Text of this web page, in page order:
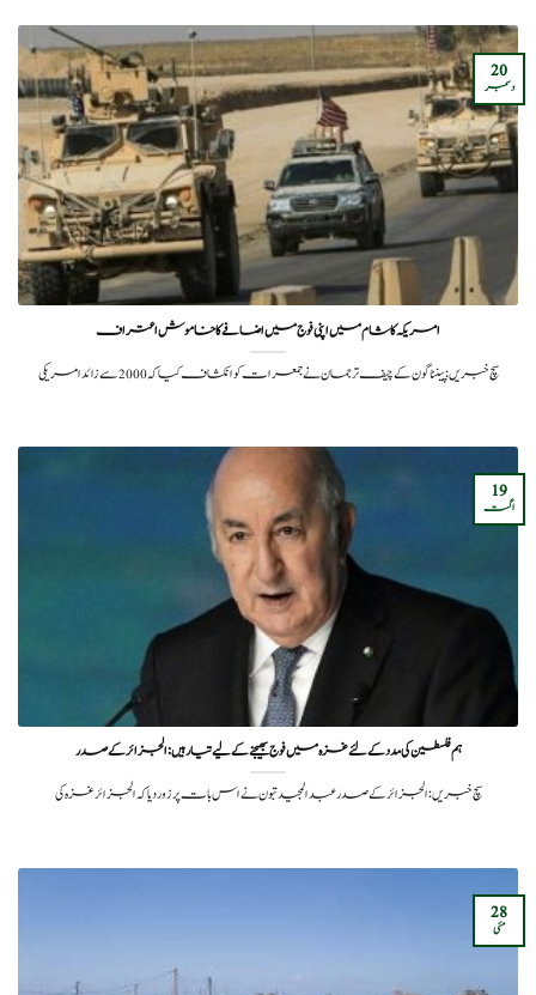
امریکہ کا شام میں اپنی فوج میں اضافے کا خاموش اعتراف
سچ خبریں: پینٹاگون کے چیف ترجمان نے جمعرات کو انکشاف کیا کہ 2000 سے زائد امریکی
20
دسمبر
ہم فلسطین کی مدد کے لئےغزہ میں فوج بھیجنے کے لیے تیار ہیں: الجزائر کے صدر
سچ خبریں: الجزائر کے صدر عبدالمجید تبون نےاس بات پر زور دیا کہ الجزائر غزہ کی
19
اگست
28
مئی